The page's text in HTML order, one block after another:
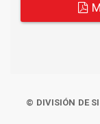
© DIVISIÓN DE